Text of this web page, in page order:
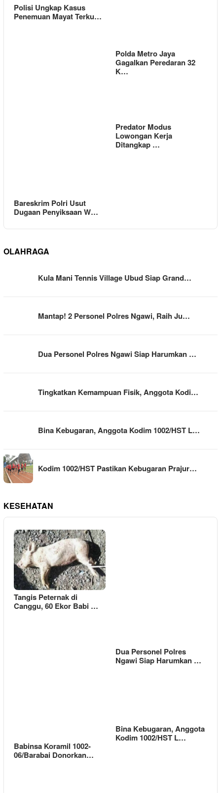
Polisi Ungkap Kasus
Penemuan Mayat Terku…
Polda Metro Jaya
Gagalkan Peredaran 32
K…
Bareskrim Polri Usut
Dugaan Penyiksaan W…
Predator Modus
Lowongan Kerja
Ditangkap …
OLAHRAGA
Kula Mani Tennis Village Ubud Siap Grand…
Mantap! 2 Personel Polres Ngawi, Raih Ju…
Dua Personel Polres Ngawi Siap Harumkan …
Tingkatkan Kemampuan Fisik, Anggota Kodi…
Bina Kebugaran, Anggota Kodim 1002/HST L…
Kodim 1002/HST Pastikan Kebugaran Prajur…
KESEHATAN
Tangis Peternak di
Canggu, 60 Ekor Babi …
Dua Personel Polres
Ngawi Siap Harumkan …
Babinsa Koramil 1002-
06/Barabai Donorkan…
Bina Kebugaran, Anggota
Kodim 1002/HST L…